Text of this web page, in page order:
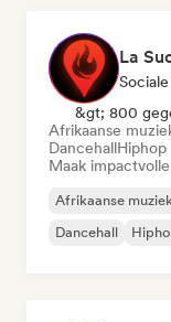
La
&gt; 800
Afrikaanse
DancehallHiphop
Maak
Afrikaanse
Dancehall